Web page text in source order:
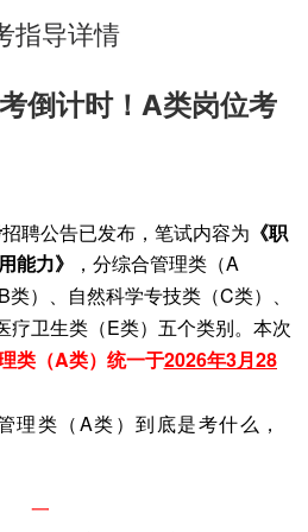
指导详情
倒计时！A类岗位考
招聘公告已发布，笔试内容为 《职
能力》
，分综合管理类（A
）、自然科学专技类（C类）、
疗卫生类（E类）五个类别。本次
类（A类）统一于2026年3月28
理类（A类）到底是考什么，
一